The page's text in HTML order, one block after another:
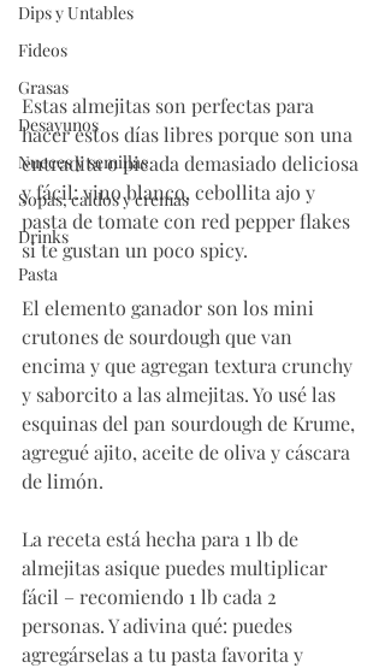
Dips y Untables
Fideos
Grasas
Desayunos
Nueces y semillas
Sopas, caldos y cremas
Drinks
Pasta
Estas almejitas son perfectas para
hacer estos días libres porque son una
entradita o picada demasiado deliciosa
y fácil: vino blanco, cebollita ajo y
pasta de tomate con red pepper flakes
si te gustan un poco spicy.
El elemento ganador son los mini
crutones de sourdough que van
encima y que agregan textura crunchy
y saborcito a las almejitas. Yo usé las
esquinas del pan sourdough de Krume,
agregué ajito, aceite de oliva y cáscara
de limón.
La receta está hecha para 1 lb de
almejitas asique puedes multiplicar
fácil – recomiendo 1 lb cada 2
personas. Y adivina qué: puedes
agregárselas a tu pasta favorita y